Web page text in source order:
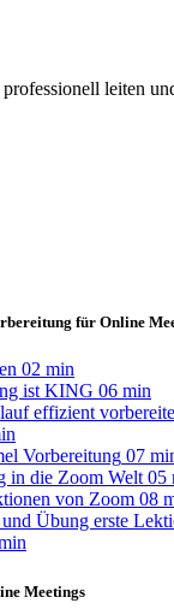
leiten
für Online
02 min
ist KING 06 min
effizient
Vorbereitung 07
in die Zoom Welt 05
von Zoom 08
Übung erste
Meetings